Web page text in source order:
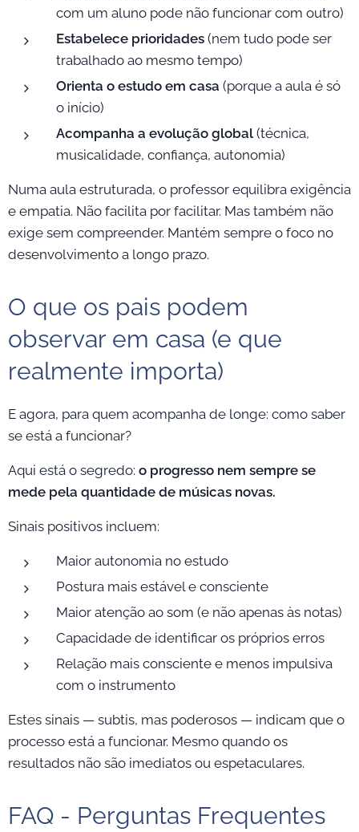
com um aluno pode não funcionar com outro)
Estabelece prioridades (nem tudo pode ser
trabalhado ao mesmo tempo)
Orienta o estudo em casa (porque a aula é só
o início)
Acompanha a evolução global (técnica,
musicalidade, confiança, autonomia)
Numa aula estruturada, o professor equilibra exigência
e empatia. Não facilita por facilitar. Mas também não
exige sem compreender. Mantém sempre o foco no
desenvolvimento a longo prazo.
O que os pais podem
observar em casa (e que
realmente importa)
E agora, para quem acompanha de longe: como saber
se está a funcionar?
Aqui está o segredo: o progresso nem sempre se
mede pela quantidade de músicas novas.
Sinais positivos incluem:
Maior autonomia no estudo
Postura mais estável e consciente
Maior atenção ao som (e não apenas às notas)
Capacidade de identificar os próprios erros
Relação mais consciente e menos impulsiva
com o instrumento
Estes sinais — subtis, mas poderosos — indicam que o
processo está a funcionar. Mesmo quando os
resultados não são imediatos ou espetaculares.
FAQ - Perguntas Frequentes